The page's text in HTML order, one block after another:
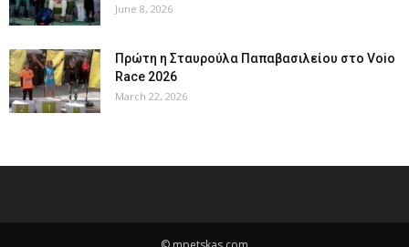
June 8, 2026
Πρώτη η Σταυρούλα Παπαβασιλείου στο Voio
Race 2026
March 22, 2026